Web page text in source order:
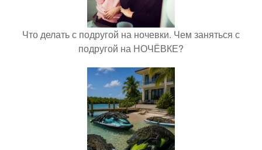
Что делать с подругой на ночевки. Чем заняться с
подругой на НОЧЁВКЕ?